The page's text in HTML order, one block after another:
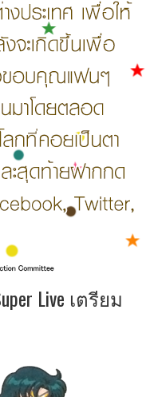
Live เตรียม